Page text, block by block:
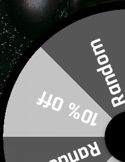
les niveaux de bonnes
la performance de l'exercice.
Retour
Copier dans le presse-papiers
Articlesrécents
Gym/Weightlifting
F1
Running
Cycling
Martial Arts
Boxing
10% OffRandom